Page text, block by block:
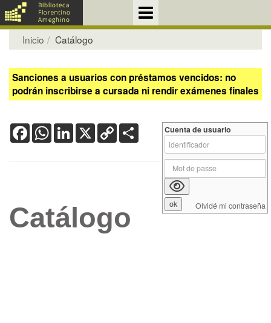
Inicio Catálogo
Sanciones a usuarios con préstamos vencidos: no
podrán inscribirse a cursada ni rendir exámenes finales
FacebookWhatsApp
LinkedIn
X Copy
Link
Catálogo
Cuenta de usuario
Olvidé mi contraseña